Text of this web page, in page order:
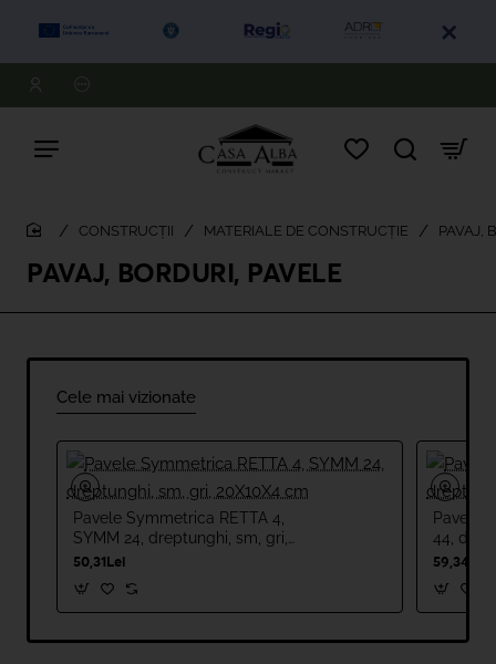
PAVAJ, BORDURI, PAVELE
CONSTRUCȚII MATERIALE DE CONSTRUCȚIE PAVAJ,
Cele mai vizionate
Pavele Symmetrica RETTA 4,
SYMM 24, dreptunghi, sm, gri,
20X10X4 cm
50,31Lei
Pavele
44,
59,34Lei